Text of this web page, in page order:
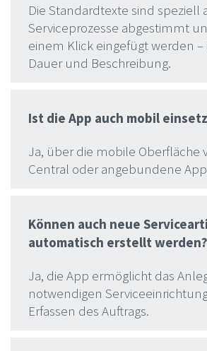
Die Standardtexte sind speziell
Serviceprozesse abgestimmt
einem Klick eingefügt werden –
Dauer und Beschreibung.
Ist die App auch mobil
Ja, über die mobile Oberfläche
Central oder angebundene
Können auch neue
automatisch erstellt werden?
Ja, die App ermöglicht das
notwendigen
Erfassen des Auftrags.